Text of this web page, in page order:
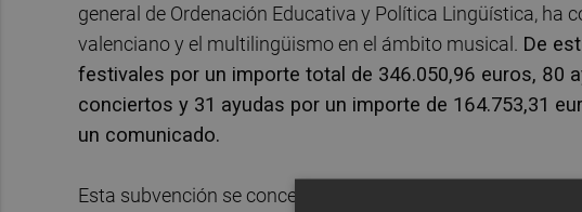
general de Ordenación Educativa y Política Lingüística, ha
valenciano y el multilingüismo en el ámbito musical. De
festivales por un importe total de 346.050,96 euros, 80
conciertos y 31 ayudas por un importe de 164.753,31
un comunicado.
Esta subvención se concede con el objetivo de llevar a